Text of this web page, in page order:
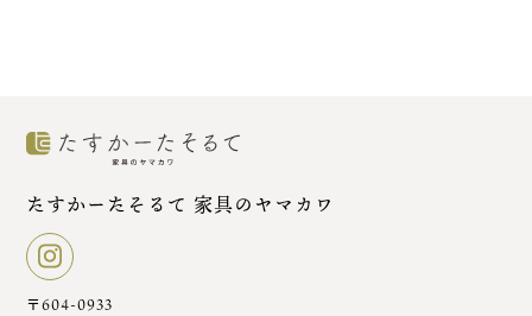
たすかーたそるて 家具のヤマカワ
〒604-0933